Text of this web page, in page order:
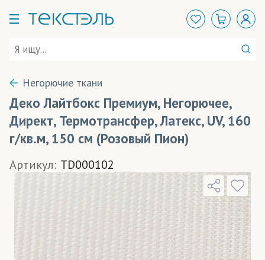
Негорючие ткани
Деко Лайтбокс Премиум, Негорючее,
Директ, Термотрансфер, Латекс, UV, 160
г/кв.м, 150 см (Розовый Пион)
Артикул: TD000102